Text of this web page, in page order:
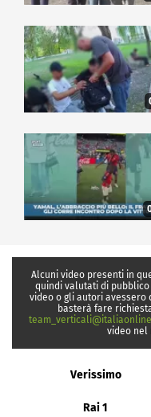
Alcuni video presenti in
quindi valutati di pubblico
video o gli autori
basterà fare
video nel
Verissimo
Rai 1